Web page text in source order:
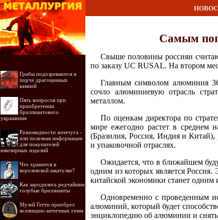
Грибы подозреваются в
порче драгоценных
камней
Пять вопросов при
приобретении
бриллиантового
украшения
Разновидности жемчуга -
или полезная информация
для покупателей
ювелирных изделий
Что хранится в
королевской шкатулке?
Как зародились редчайшие
голубые бриллианты
Музей Гетти приобрел
коллекцию античных гемм
Самым
Свыше половины россиян
по заказу UC RUSAL. На втором
Главным символом алюминия
сочло алюминиевую отрасль
металлом.
По оценкам директора по
мире ежегодно растет в среднем
(Бразилия, Россия, Индия и
и упаковочной отраслях.
Ожидается, что в ближайшем
одним из которых является
китайской экономики станет
Одновременно с проведенным
алюминий, который будет
энциклопедию об алюминии и снять